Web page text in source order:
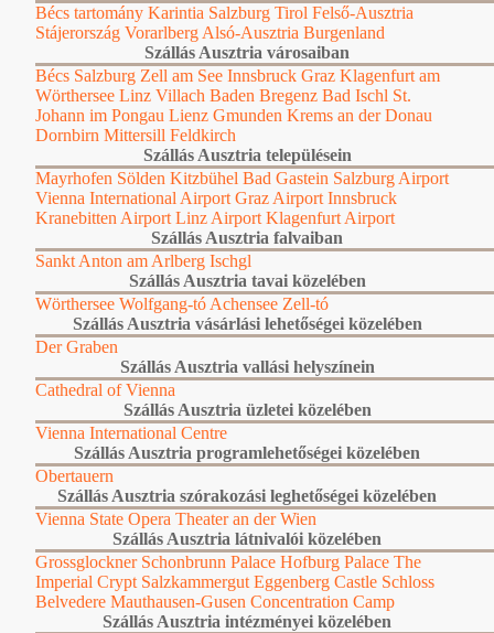
Bécs tartomány Karintia Salzburg Tirol Felső-Ausztria
Stájerország Vorarlberg Alsó-Ausztria Burgenland
Szállás Ausztria városaiban
Bécs Salzburg Zell am See Innsbruck Graz Klagenfurt am
Wörthersee Linz Villach Baden Bregenz Bad Ischl St.
Johann im Pongau Lienz Gmunden Krems an der Donau
Dornbirn Mittersill Feldkirch
Szállás Ausztria településein
Mayrhofen Sölden Kitzbühel Bad Gastein Salzburg Airport
Vienna International Airport Graz Airport Innsbruck
Kranebitten Airport Linz Airport Klagenfurt Airport
Szállás Ausztria falvaiban
Sankt Anton am Arlberg Ischgl
Szállás Ausztria tavai közelében
Wörthersee Wolfgang-tó Achensee Zell-tó
Szállás Ausztria vásárlási lehetőségei közelében
Der Graben
Szállás Ausztria vallási helyszínein
Cathedral of Vienna
Szállás Ausztria üzletei közelében
Vienna International Centre
Szállás Ausztria programlehetőségei közelében
Obertauern
Szállás Ausztria szórakozási leghetőségei közelében
Vienna State Opera Theater an der Wien
Szállás Ausztria látnivalói közelében
Grossglockner Schonbrunn Palace Hofburg Palace The
Imperial Crypt Salzkammergut Eggenberg Castle Schloss
Belvedere Mauthausen-Gusen Concentration Camp
Szállás Ausztria intézményei közelében